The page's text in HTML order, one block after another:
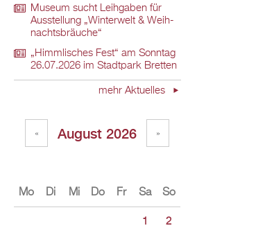
Mu­se­um sucht Leih­ga­ben für
Aus­stel­lung „Win­ter­welt & Weih­
nachts­bräu­che“
„Himm­li­sches Fest“ am Sonn­tag
26.07.2026 im Stadt­park Brett­en
mehr Ak­tu­el­les
Au­gust 2026
« »
Mo Di Mi Do Fr Sa So
1 2